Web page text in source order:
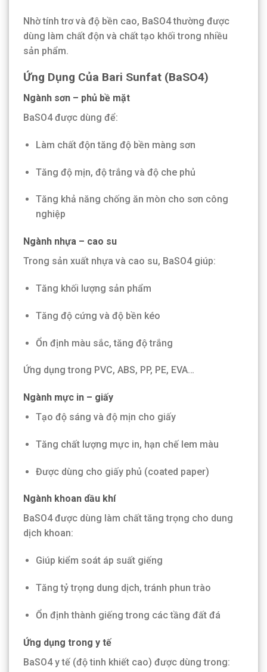
Nhờ tính trơ và độ bền cao, BaSO4 thường được
dùng làm chất độn và chất tạo khối trong nhiều
sản phẩm.
Ứng Dụng Của Bari Sunfat (BaSO4)
Ngành sơn – phủ bề mặt
BaSO4 được dùng để:
Làm chất độn tăng độ bền màng sơn
Tăng độ mịn, độ trắng và độ che phủ
Tăng khả năng chống ăn mòn cho sơn công
nghiệp
Ngành nhựa – cao su
Trong sản xuất nhựa và cao su, BaSO4 giúp:
Tăng khối lượng sản phẩm
Tăng độ cứng và độ bền kéo
Ổn định màu sắc, tăng độ trắng
Ứng dụng trong PVC, ABS, PP, PE, EVA…
Ngành mực in – giấy
Tạo độ sáng và độ mịn cho giấy
Tăng chất lượng mực in, hạn chế lem màu
Được dùng cho giấy phủ (coated paper)
Ngành khoan dầu khí
BaSO4 được dùng làm chất tăng trọng cho dung
dịch khoan:
Giúp kiểm soát áp suất giếng
Tăng tỷ trọng dung dịch, tránh phun trào
Ổn định thành giếng trong các tầng đất đá
Ứng dụng trong y tế
BaSO4 y tế (độ tinh khiết cao) được dùng trong: